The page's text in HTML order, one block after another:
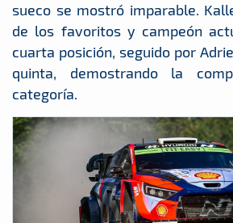
sueco se mostró imparable.
de los favoritos y campeón
cuarta posición, seguido por
quinta, demostrando la
categoría.